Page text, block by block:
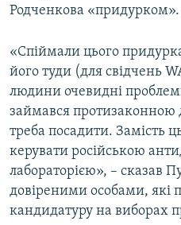
Родченкова «придурком».
«Спіймали цього
його туди (для свідчень
людини очевидні
займався протизаконною
треба посадити. Замість
керувати російською
лабораторією», – сказав
довіреними особами, які
кандидатуру на виборах